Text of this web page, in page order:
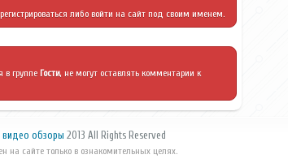
либо войти на сайт под своим именем.
в группе Гости, не могут оставлять комментарии к
видео обзоры 2013 All Rights Reserved
на сайте только в ознакомительных целях.